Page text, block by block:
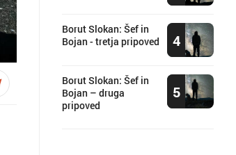
Borut Slokan: Šef in
Bojan - tretja pripoved
4
Borut Slokan: Šef in
Bojan – druga
pripoved
5